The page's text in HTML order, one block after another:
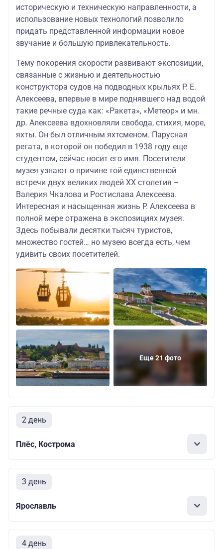
историческую и техническую направленности, а
использование новых технологий позволило
придать представленной информации новое
звучание и большую привлекательность.
Тему покорения скорости развивают экспозиции,
связанные с жизнью и деятельностью
конструктора судов на подводных крыльях Р. Е.
Алексеева, впервые в мире поднявшего над водой
такие речные суда как: «Ракета», «Метеор» и мн.
др. Алексеева вдохновляли свобода, стихия, море,
яхты. Он был отличным яхтсменом. Парусная
регата, в которой он победил в 1938 году еще
студентом, сейчас носит его имя. Посетители
музея узнают о причине той единственной
встречи двух великих людей ХХ столетия –
Валерия Чкалова и Ростислава Алексеева.
Интересная и насыщенная жизнь Р. Алексеева в
полной мере отражена в экспозициях музея.
Здесь побывали десятки тысяч туристов,
множество гостей… но музею всегда есть, чем
удивить своих посетителей.
Еще 21 фото
2 день
Плёс, Кострома
3 день
Ярославль
4 день